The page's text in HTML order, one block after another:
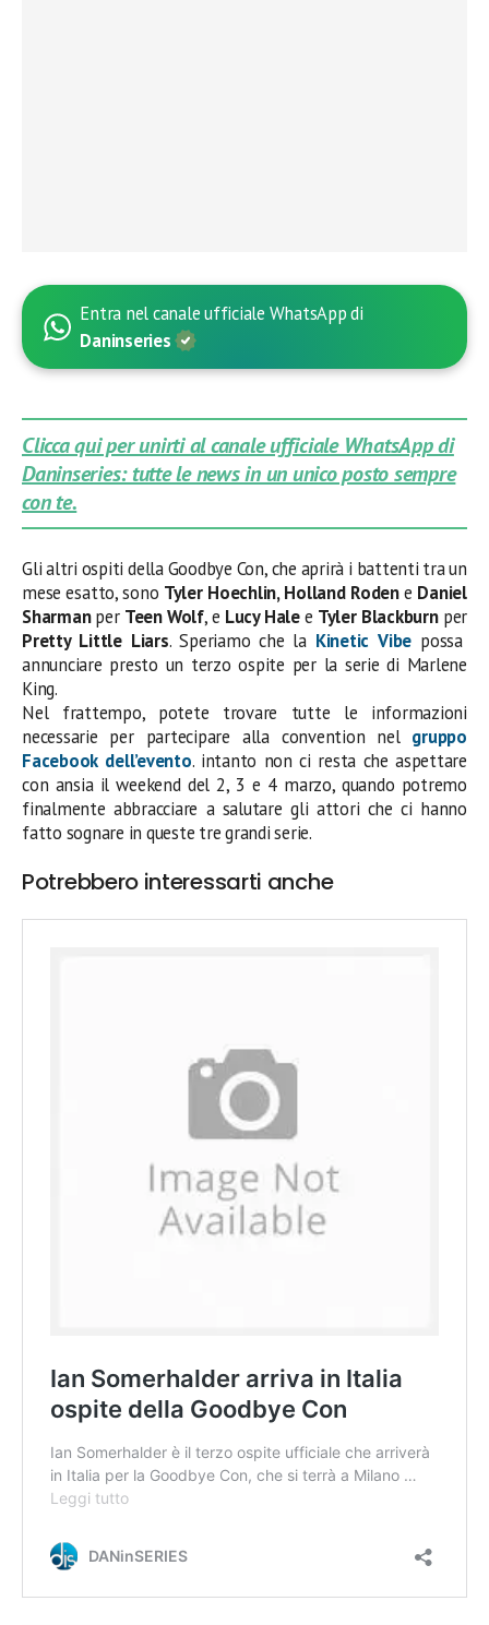
Entra nel canale ufficiale WhatsApp di
Daninseries
Clicca qui per unirti al canale ufficiale WhatsApp di
Daninseries: tutte le news in un unico posto sempre
con te.
Gli altri ospiti della Goodbye Con, che aprirà i battenti tra un
mese esatto, sono Tyler Hoechlin, Holland Rodene Daniel
Sharmanper Teen Wolf, e Lucy Halee Tyler Blackburn per
Pretty Little Liars. Speriamo che la Kinetic Vibe possa
annunciare presto un terzo ospite per la serie di Marlene
King.
Nel frattempo, potete trovare tutte le informazioni
necessarie per partecipare alla convention nel gruppo
Facebook dell’evento. intanto non ci resta che aspettare
con ansia il weekend del 2, 3 e 4 marzo, quando potremo
finalmente abbracciare a salutare gli attori che ci hanno
fatto sognare in queste tre grandi serie.
Potrebbero interessarti anche